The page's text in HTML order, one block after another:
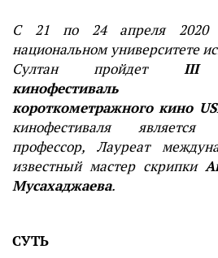
С 21 по 24 апреля 2020
национальном университете
Султан пройдет III
кинофестиваль
короткометражного кино
кинофестиваля
профессор, Лауреат
известный мастер скрипки
Мусахаджаева.
СУТЬ